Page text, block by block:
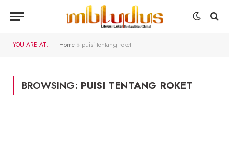
YOU ARE AT: Home » puisi tentang roket
BROWSING: PUISI TENTANG ROKET